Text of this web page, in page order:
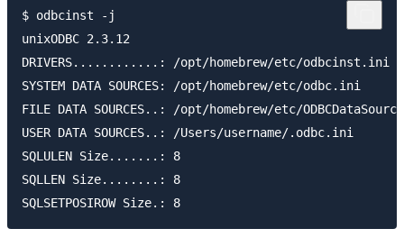
$ odbcinst -j
unixODBC 2.3.12
DRIVERS............: /opt/homebrew/etc/odbcinst.ini
SYSTEM DATA SOURCES: /opt/homebrew/etc/odbc.ini
FILE DATA SOURCES..: /opt/homebrew/etc/
USER DATA SOURCES..: /Users/username/.odbc.ini
SQLULEN Size.......: 8
SQLLEN Size........: 8